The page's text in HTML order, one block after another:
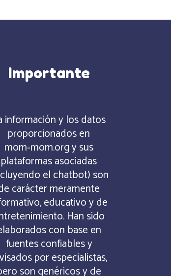
Importante
información y los datos
proporcionados en
mom‑mom.org y sus
plataformas asociadas
el chatbot) son
carácter meramente
educativo y de
Han sido
con base en
fuentes confiables y
por especialistas,
son genéricos y de